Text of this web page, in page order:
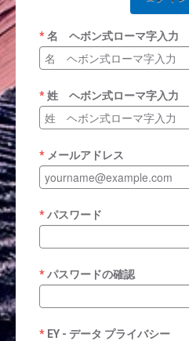
名 ヘボン式ローマ字入力
姓 ヘボン式ローマ字入力
メールアドレス
パスワード
パスワードの確認
EY - データ プライバシー